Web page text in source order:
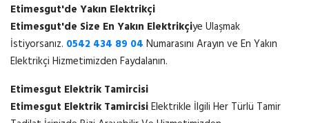
Etimesgut'de Yakın Elektrikçi
Etimesgut'de Size En Yakın Elektrikçiye Ulaşmak
İstiyorsanız. 0542 434 89 04 Numarasını Arayın ve En Yakın
Elektrikçi Hizmetimizden Faydalanın.
Etimesgut Elektrik Tamircisi
Etimesgut Elektrik TamircisiElektrikle İlgili Her Türlü Tamir